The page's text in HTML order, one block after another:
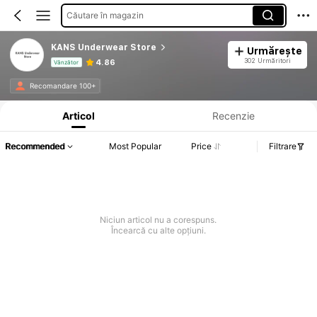
Căutare în magazin
KANS Underwear Store
Vânzător 4.86
Urmărește
302 Urmăritori
Recomandare 100+
Informații despre produs: Divulgarea prețului, detalii privind vânzările și stocul.
Articol Recenzie
Recommended Most Popular Price Filtrare
Niciun articol nu a corespuns.
Încearcă cu alte opțiuni.